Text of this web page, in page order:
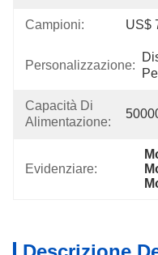
Campioni: US$
Personalizzazione:
Capacità Di
Alimentazione:
Evidenziare: